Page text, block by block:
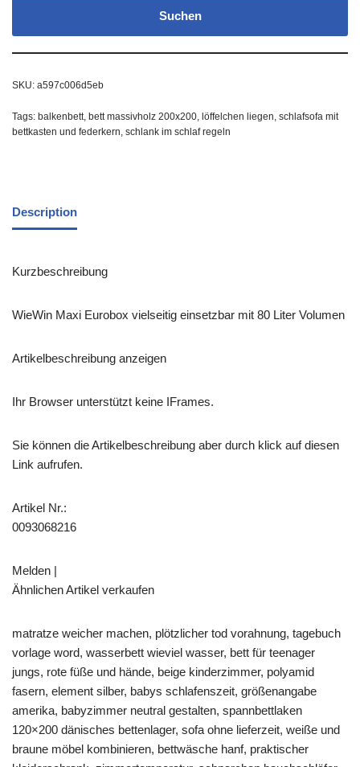
Suchen
SKU: a597c006d5eb
Tags: balkenbett, bett massivholz 200x200, löffelchen liegen, schlafsofa mit
bettkasten und federkern, schlank im schlaf regeln
Description
Kurzbeschreibung
WieWin Maxi Eurobox vielseitig einsetzbar mit 80 Liter Volumen
Artikelbeschreibung anzeigen
Ihr Browser unterstützt keine IFrames.
Sie können die Artikelbeschreibung aber durch klick auf diesen
Link aufrufen.
Artikel Nr.:
0093068216
Melden |
Ähnlichen Artikel verkaufen
matratze weicher machen, plötzlicher tod vorahnung, tagebuch
vorlage word, wasserbett wieviel wasser, bett für teenager
jungs, rote füße und hände, beige kinderzimmer, polyamid
fasern, element silber, babys schlafenszeit, größenangabe
amerika, babyzimmer neutral gestalten, spannbettlaken
120×200 dänisches bettenlager, sofa ohne lieferzeit, weiße und
braune möbel kombinieren, bettwäsche hanf, praktischer